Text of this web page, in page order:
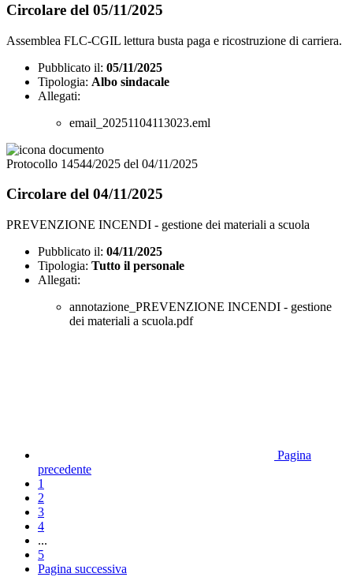
Circolare del 05/11/2025
Assemblea FLC-CGIL lettura busta paga e ricostruzione di carriera.
Pubblicato il: 05/11/2025
Tipologia: Albo sindacale
Allegati:
email_20251104113023.eml
Protocollo 14544/2025 del 04/11/2025
Circolare del 04/11/2025
PREVENZIONE INCENDI - gestione dei materiali a scuola
Pubblicato il: 04/11/2025
Tipologia: Tutto il personale
Allegati:
annotazione_PREVENZIONE INCENDI - gestione
dei materiali a scuola.pdf
Pagina
precedente
1
2
3
4
...
5
Pagina successiva